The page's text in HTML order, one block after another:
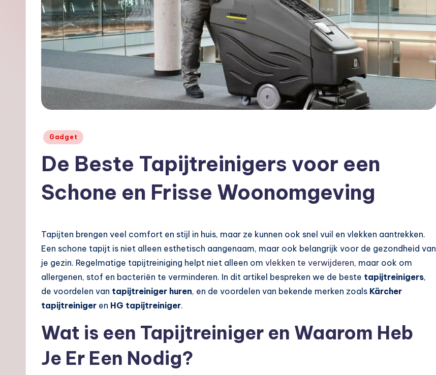
nl
nl
Geplaatst
Gadget
De Beste Tapijtreinigers voor een
Schone en Frisse Woonomgeving
Tapijten brengen veel comfort en stijl in huis, maar ze kunnen ook snel vuil en vlekken aantrekken.
Een schone tapijt is niet alleen esthetisch aangenaam, maar ook belangrijk voor de gezondheid van
je gezin. Regelmatige tapijtreiniging helpt niet alleen om vlekken te verwijderen, maar ook om
allergenen, stof en bacteriën te verminderen. In dit artikel bespreken we de beste tapijtreinigers,
de voordelen van tapijtreiniger huren, en de voordelen van bekende merken zoals Kärcher
tapijtreiniger en HG tapijtreiniger.
Wat is een Tapijtreiniger en Waarom Heb
Je Er Een Nodig?